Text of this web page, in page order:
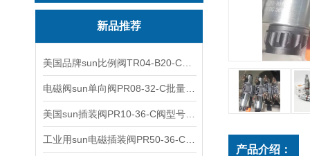
新品推荐
产品介绍：